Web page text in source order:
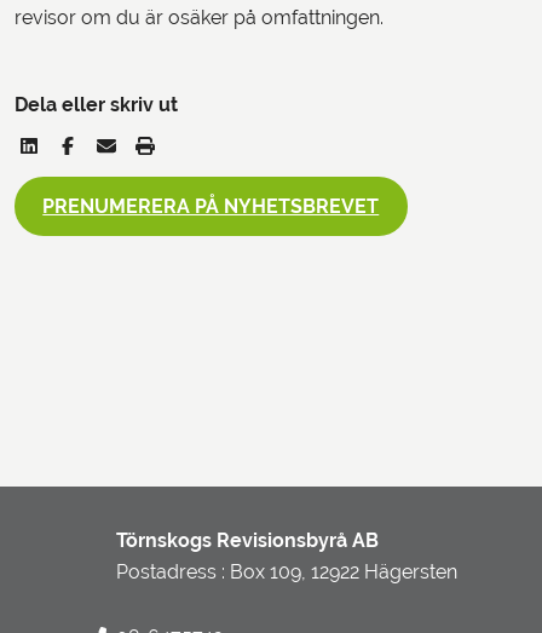
revisor om du är osäker på omfattningen.
Dela eller skriv ut
PRENUMERERA PÅ NYHETSBREVET
Törnskogs Revisionsbyrå AB
Postadress : Box 109, 12922 Hägersten